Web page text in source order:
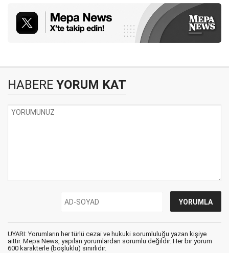
HABERE YORUM KAT
UYARI: Yorumların her türlü cezai ve hukuki sorumluluğu yazan kişiye
aittir. Mepa News, yapılan yorumlardan sorumlu değildir. Her bir yorum
600 karakterle (boşluklu) sınırlıdır.